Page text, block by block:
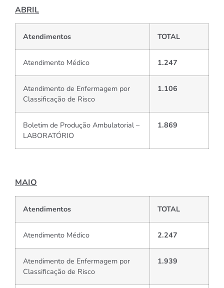
ABRIL
Atendimentos TOTAL
Atendimento Médico 1.247
Atendimento de Enfermagem por
Classificação de Risco
1.106
Boletim de Produção Ambulatorial –
LABORATÓRIO
1.869
MAIO
Atendimentos TOTAL
Atendimento Médico 2.247
Atendimento de Enfermagem por
Classificação de Risco
1.939